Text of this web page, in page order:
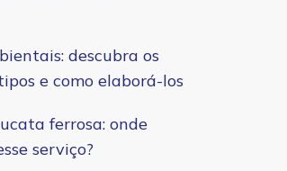
descubra os
e como elaborá-los
ferrosa: onde
serviço?